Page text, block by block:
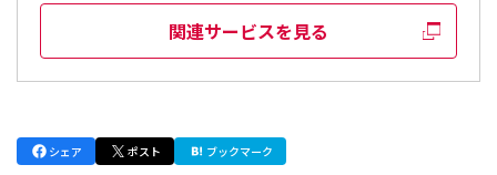
関連サービスを見る
シェア ポスト ブックマーク